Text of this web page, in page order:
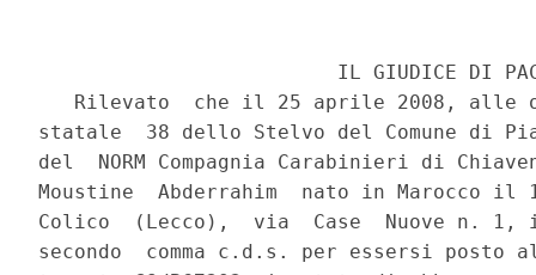
IL GIUDICE DI
Rilevato  che il 25 aprile 2008, alle
statale  38 dello Stelvo del Comune di
del  NORM Compagnia Carabinieri di
Moustine  Abderrahim  nato in Marocco
Colico  (Lecco),  via  Case  Nuove n.
secondo  comma c.d.s. per essersi